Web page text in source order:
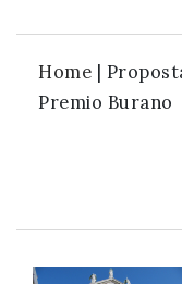
Home |
Premio Burano
è
cultura